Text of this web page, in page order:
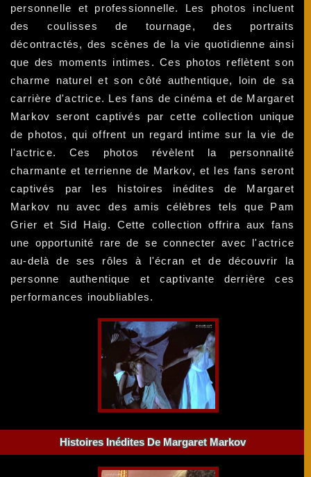
personnelle et professionnelle. Les photos incluent
des coulisses de tournage, des portraits
décontractés, des scènes de la vie quotidienne ainsi
que des moments intimes. Ces photos reflètent son
charme naturel et son côté authentique, loin de sa
carrière d'actrice. Les fans de cinéma et de Margaret
Markov seront captivés par cette collection unique
de photos, qui offrent un regard intime sur la vie de
l'actrice. Ces photos révèlent la personnalité
charmante et terrienne de Markov, et les fans seront
captivés par les histoires inédites de Margaret
Markov nu avec des amis célèbres tels que Pam
Grier et Sid Haig. Cette collection offrira aux fans
une opportunité rare de se connecter avec l'actrice
au-delà de ses rôles à l'écran et de découvrir la
personne authentique et captivante derrière ces
performances inoubliables.
Histoires Inédites De Margaret Markov